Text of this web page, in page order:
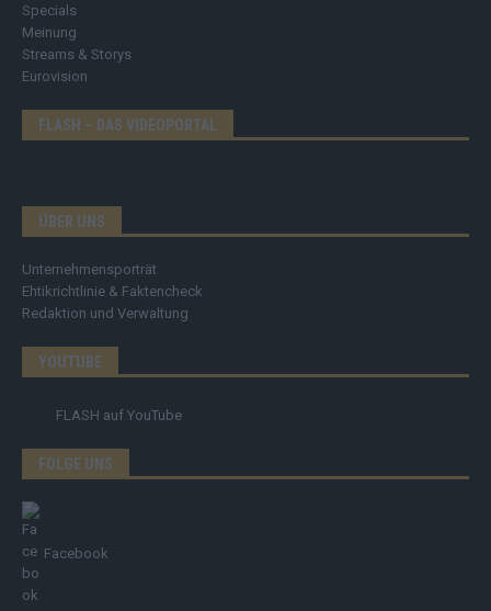
Specials
Meinung
Streams & Storys
Eurovision
FLASH – DAS VIDEOPORTAL
ÜBER UNS
Unternehmensporträt
Ehtikrichtlinie & Faktencheck
Redaktion und Verwaltung
YOUTUBE
FLASH auf YouTube
FOLGE UNS
Facebook